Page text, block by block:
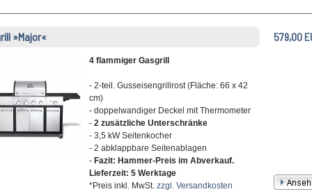
»Major« 579,00
4 flammiger Gasgrill
- 2-teil. Gusseisengrillrost (Fläche: 66 x 42
cm)
- doppelwandiger Deckel mit Thermometer
- 2 zusätzliche Unterschränke
- 3,5 kW Seitenkocher
- 2 abklappbare Seitenablagen
- Fazit: Hammer-Preis im Abverkauf.
Lieferzeit: 5 Werktage
*Preis inkl. MwSt. zzgl. Versandkosten